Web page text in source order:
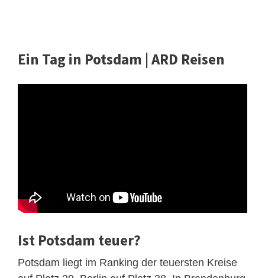
Ein Tag in Potsdam | ARD Reisen
Ist Potsdam teuer?
Potsdam liegt im Ranking der teuersten Kreise